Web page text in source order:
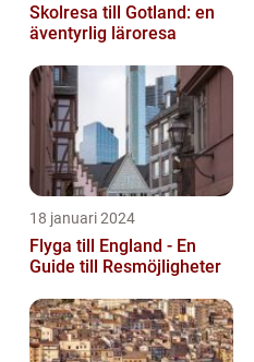
Skolresa till Gotland: en
äventyrlig läroresa
18 januari 2024
Flyga till England - En
Guide till Resmöjligheter